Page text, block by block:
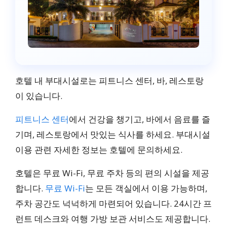
호텔 내 부대시설로는 피트니스 센터, 바, 레스토랑
이 있습니다.
피트니스 센터에서 건강을 챙기고, 바에서 음료를 즐
기며, 레스토랑에서 맛있는 식사를 하세요. 부대시설
이용 관련 자세한 정보는 호텔에 문의하세요.
호텔은 무료 Wi-Fi, 무료 주차 등의 편의 시설을 제공
합니다. 무료 Wi-Fi는 모든 객실에서 이용 가능하며,
주차 공간도 넉넉하게 마련되어 있습니다. 24시간 프
런트 데스크와 여행 가방 보관 서비스도 제공합니다.